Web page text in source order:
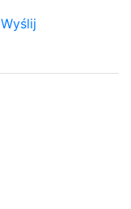
Wyślij